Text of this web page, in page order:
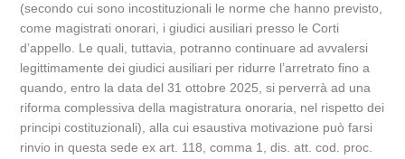
(secondo cui sono incostituzionali le norme che hanno previsto,
come magistrati onorari, i giudici ausiliari presso le Corti
d’appello. Le quali, tuttavia, potranno continuare ad avvalersi
legittimamente dei giudici ausiliari per ridurre l’arretrato fino a
quando, entro la data del 31 ottobre 2025, si perverrà ad una
riforma complessiva della magistratura onoraria, nel rispetto dei
principi costituzionali), alla cui esaustiva motivazione può farsi
rinvio in questa sede ex art. 118, comma 1, dis. att. cod. proc.